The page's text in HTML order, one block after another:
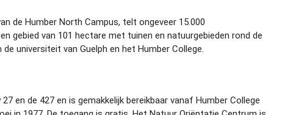
de Humber North Campus, telt ongeveer 15.000
gebied van 101 hectare met tuinen en natuurgebieden rond de
universiteit van Guelph en het Humber College.
en de 427 en is gemakkelijk bereikbaar vanaf Humber College